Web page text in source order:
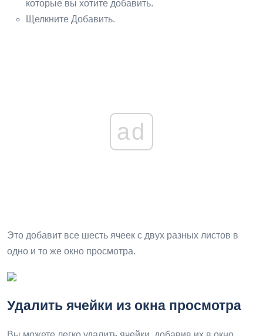
которые вы хотите добавить.
Щелкните Добавить.
ad
Это добавит все шесть ячеек с двух разных листов в
одно и то же окно просмотра.
Удалить ячейки из окна просмотра